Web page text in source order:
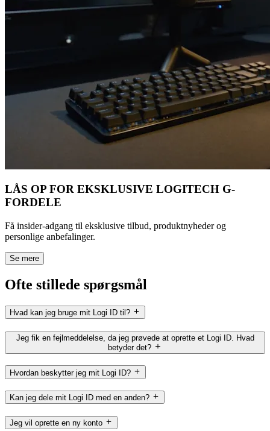
LÅS OP FOR EKSKLUSIVE LOGITECH G-
FORDELE
Få insider-adgang til eksklusive tilbud, produktnyheder og
personlige anbefalinger.
Se mere
Ofte stillede spørgsmål
Hvad kan jeg bruge mit Logi ID til?
Jeg fik en fejlmeddelelse, da jeg prøvede at oprette et Logi ID. Hvad
betyder det?
Hvordan beskytter jeg mit Logi ID?
Kan jeg dele mit Logi ID med en anden?
Jeg vil oprette en ny konto